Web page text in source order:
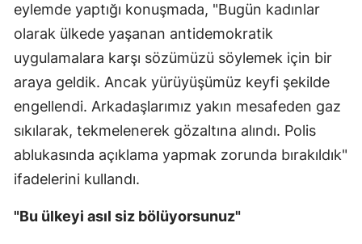
eylemde yaptığı konuşmada, "Bugün kadınlar
olarak ülkede yaşanan antidemokratik
uygulamalara karşı sözümüzü söylemek için bir
araya geldik. Ancak yürüyüşümüz keyfi şekilde
engellendi. Arkadaşlarımız yakın mesafeden gaz
sıkılarak, tekmelenerek gözaltına alındı. Polis
ablukasında açıklama yapmak zorunda bırakıldık"
ifadelerini kullandı.
"Bu ülkeyi asıl siz bölüyorsunuz"